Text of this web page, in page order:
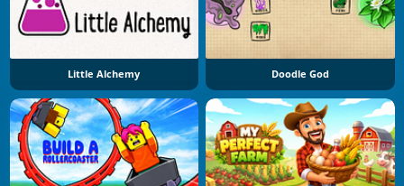
Little Alchemy Doodle God